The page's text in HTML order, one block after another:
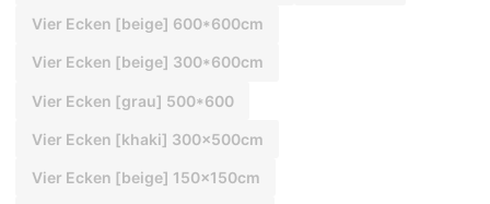
Vier Ecken [beige] 600*600cm
Vier Ecken [beige] 300*600cm
Vier Ecken [grau] 500*600
Vier Ecken [khaki] 300x500cm
Vier Ecken [beige] 150x150cm